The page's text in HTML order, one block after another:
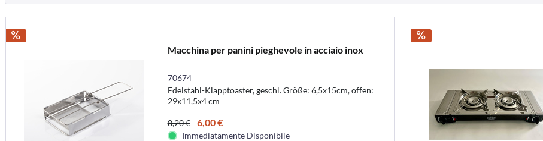
Macchina per panini pieghevole in acciaio inox
70674
Edelstahl-Klapptoaster, geschl. Größe: 6,5x15cm, offen:
29x11,5x4 cm
8,20 € 6,00 €
Immediatamente Disponibile